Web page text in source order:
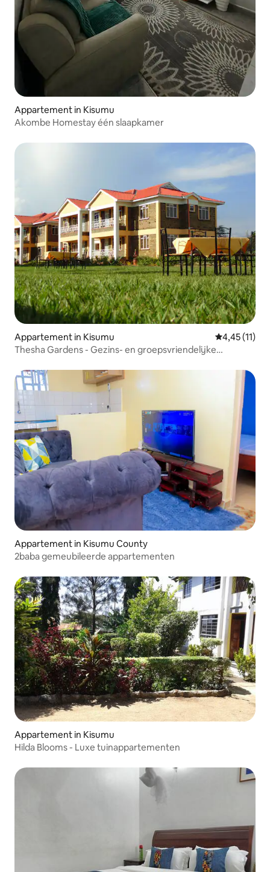
Appartement in Kisumu
Akombe Homestay één slaapkamer
Appartement in Kisumu Gemiddelde
4,45 (11)
Thesha Gardens - Gezins- en groepsvriendelijke
Appartement in Kisumu County
2baba gemeubileerde appartementen
Appartement in Kisumu
Hilda Blooms - Luxe tuinappartementen